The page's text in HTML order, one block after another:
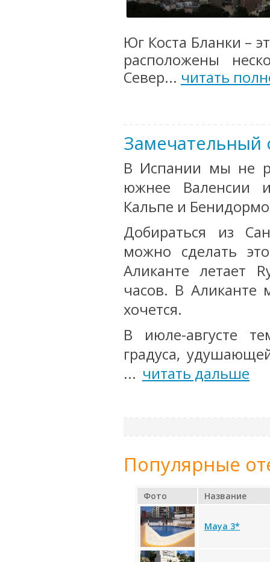
Юг Коста Бланки –
расположены
Север... читать
Замечательный
В Испании мы не
южнее Валенсии
Кальпе и
Добираться из
можно сделать
Аликанте летает
часов. В
хочется.
В июле-августе
градуса,
... читать дальше
Популярные
Фото Название
Maya 3*